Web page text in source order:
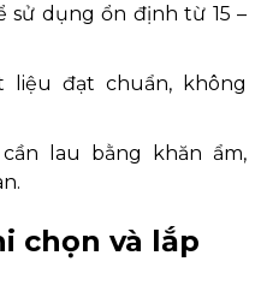
sử dụng ổn định từ 15 –
liệu đạt chuẩn, không
lau bằng khăn ẩm,
chọn và lắp